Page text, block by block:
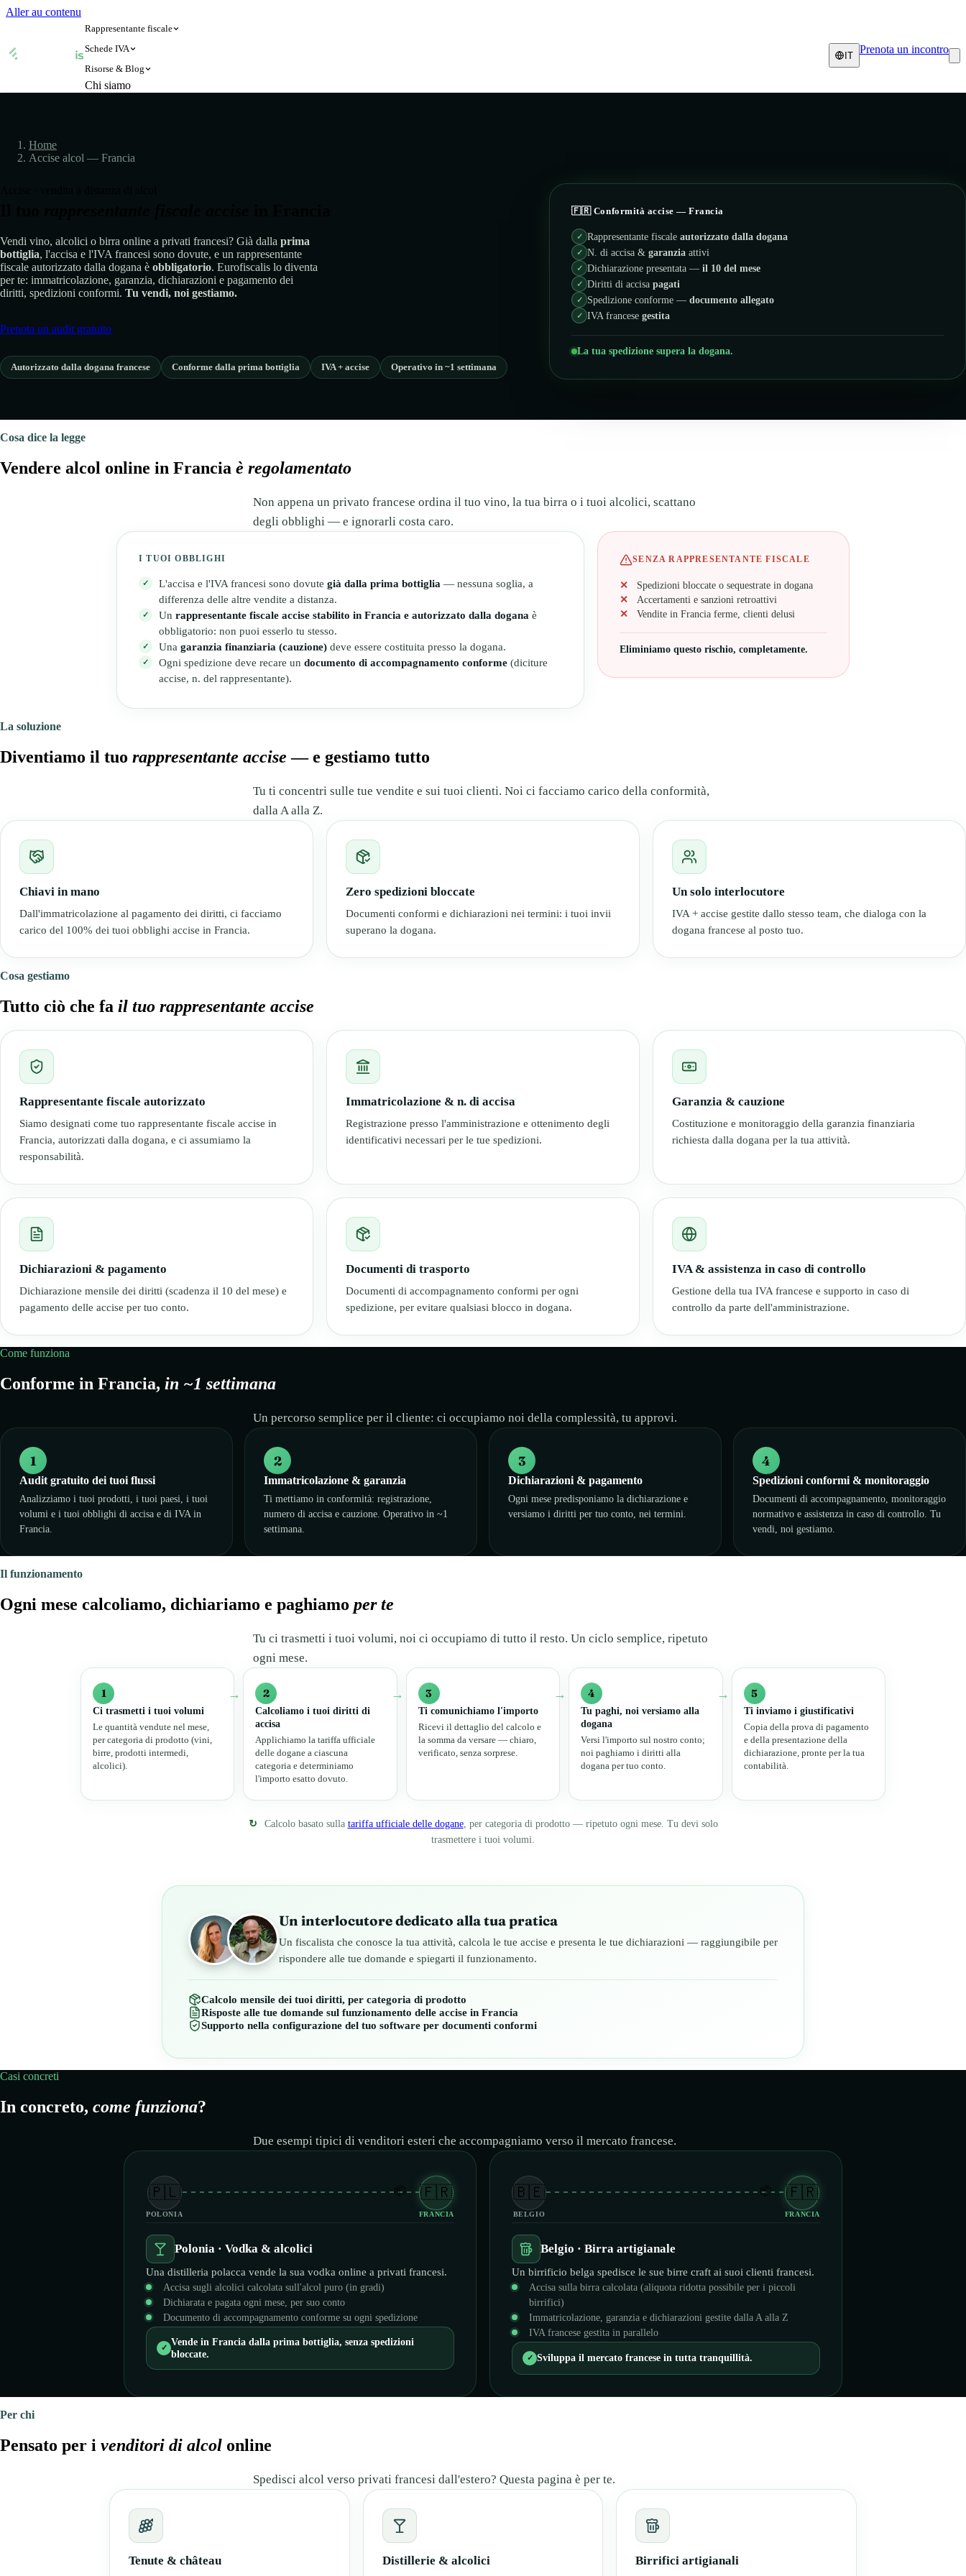
Aller au contenu
Rappresentante fiscale
🇦🇹Austria
🇮🇹Italia
🇸🇪Svezia 🇨🇭Svizzera
Rappresentante fiscale Amazon con Eurofiscalis
Schede IVA
🇩🇪Germania
🇨🇿Repubblica Ceca 🇪🇸Spagna
🇸🇪Svezia 🇨🇭Svizzera
Risorse & Blog
Chi siamo
IT Prenota un incontro
Home
Accise alcol — Francia
Vendi vino, alcolici o birra online a privati francesi? Già dalla prima
bottiglia, l'accisa e l'IVA francesi sono dovute, e un rappresentante
fiscale autorizzato dalla dogana è obbligatorio. Eurofiscalis lo diventa
per te: immatricolazione, garanzia, dichiarazioni e pagamento dei
diritti, spedizioni conformi. Tu vendi, noi gestiamo.
Prenota un audit gratuito
Autorizzato dalla dogana francese Conforme dalla prima bottiglia IVA + accise Operativo in ~1 settimana
🇫🇷 Conformità accise — Francia
✓ Rappresentante fiscaleautorizzato dalla dogana
✓ N. di accisa &garanzia attivi
✓ Dichiarazione presentata —il 10 del mese
✓ Diritti di accisapagati
✓ Spedizione conforme —documento allegato
✓ IVA francesegestita
La tua spedizione supera la dogana.
Cosa dice la legge
Vendere alcol online in Francia è regolamentato
Non appena un privato francese ordina il tuo vino, la tua birra o i tuoi alcolici, scattano
degli obblighi — e ignorarli costa caro.
I TUOI OBBLIGHI
L'accisa e l'IVA francesi sono dovute già dalla prima bottiglia — nessuna soglia, a
differenza delle altre vendite a distanza.
Un rappresentante fiscale accise stabilito in Francia e autorizzato dalla dogana è
obbligatorio: non puoi esserlo tu stesso.
Una garanzia finanziaria (cauzione) deve essere costituita presso la dogana.
Ogni spedizione deve recare un documento di accompagnamento conforme (diciture
accise, n. del rappresentante).
SENZA RAPPRESENTANTE FISCALE
Spedizioni bloccate o sequestrate in dogana
Accertamenti e sanzioni retroattivi
Vendite in Francia ferme, clienti delusi
Eliminiamo questo rischio, completamente.
La soluzione
Diventiamo il tuo rappresentante accise — e gestiamo tutto
Tu ti concentri sulle tue vendite e sui tuoi clienti. Noi ci facciamo carico della conformità,
dalla A alla Z.
Chiavi in mano
Dall'immatricolazione al pagamento dei diritti, ci facciamo
carico del 100% dei tuoi obblighi accise in Francia.
Zero spedizioni bloccate
Documenti conformi e dichiarazioni nei termini: i tuoi invii
superano la dogana.
Un solo interlocutore
IVA + accise gestite dallo stesso team, che dialoga con la
dogana francese al posto tuo.
Cosa gestiamo
Tutto ciò che fa il tuo rappresentante accise
Rappresentante fiscale autorizzato
Siamo designati come tuo rappresentante fiscale accise in
Francia, autorizzati dalla dogana, e ci assumiamo la
responsabilità.
Immatricolazione & n. di accisa
Registrazione presso l'amministrazione e ottenimento degli
identificativi necessari per le tue spedizioni.
Garanzia & cauzione
Costituzione e monitoraggio della garanzia finanziaria
richiesta dalla dogana per la tua attività.
Dichiarazioni & pagamento
Dichiarazione mensile dei diritti (scadenza il 10 del mese) e
pagamento delle accise per tuo conto.
Documenti di trasporto
Documenti di accompagnamento conformi per ogni
spedizione, per evitare qualsiasi blocco in dogana.
IVA & assistenza in caso di controllo
Gestione della tua IVA francese e supporto in caso di
controllo da parte dell'amministrazione.
Come funziona
Conforme in Francia, in ~1 settimana
Un percorso semplice per il cliente: ci occupiamo noi della complessità, tu approvi.
1
Audit gratuito dei tuoi flussi
Analizziamo i tuoi prodotti, i tuoi paesi, i tuoi
volumi e i tuoi obblighi di accisa e di IVA in
Francia.
2
Immatricolazione & garanzia
Ti mettiamo in conformità: registrazione,
numero di accisa e cauzione. Operativo in ~1
settimana.
3
Dichiarazioni & pagamento
Ogni mese predisponiamo la dichiarazione e
versiamo i diritti per tuo conto, nei termini.
4
Spedizioni conformi & monitoraggio
Documenti di accompagnamento, monitoraggio
normativo e assistenza in caso di controllo. Tu
vendi, noi gestiamo.
Il funzionamento
Ogni mese calcoliamo, dichiariamo e paghiamo per te
Tu ci trasmetti i tuoi volumi, noi ci occupiamo di tutto il resto. Un ciclo semplice, ripetuto
ogni mese.
1
Ci trasmetti i tuoi volumi
Le quantità vendute nel mese,
per categoria di prodotto (vini,
birre, prodotti intermedi,
alcolici).
→ 2
Calcoliamo i tuoi diritti di
accisa
Applichiamo la tariffa ufficiale
delle dogane a ciascuna
categoria e determiniamo
l'importo esatto dovuto.
→ 3
Ti comunichiamo l'importo
Ricevi il dettaglio del calcolo e
la somma da versare — chiaro,
verificato, senza sorprese.
→ 4
Tu paghi, noi versiamo alla
dogana
Versi l'importo sul nostro conto;
noi paghiamo i diritti alla
dogana per tuo conto.
→ 5
Ti inviamo i giustificativi
Copia della prova di pagamento
e della presentazione della
dichiarazione, pronte per la tua
contabilità.
↻ Calcolo basato sulla tariffa ufficiale delle dogane, per categoria di prodotto — ripetuto ogni mese. Tu devi solo
trasmettere i tuoi volumi.
Un interlocutore dedicato alla tua pratica
Un fiscalista che conosce la tua attività, calcola le tue accise e presenta le tue dichiarazioni — raggiungibile per
rispondere alle tue domande e spiegarti il funzionamento.
Calcolo mensile dei tuoi diritti, per categoria di prodotto
Risposte alle tue domande sul funzionamento delle accise in Francia
Supporto nella configurazione del tuo software per documenti conformi
Casi concreti
In concreto, come funziona?
Due esempi tipici di venditori esteri che accompagniamo verso il mercato francese.
🇵🇱
POLONIA
📦 🇫🇷
FRANCIA
Polonia · Vodka & alcolici
Una distilleria polacca vende la sua vodka online a privati francesi.
Accisa sugli alcolici calcolata sull'alcol puro (in gradi)
Dichiarata e pagata ogni mese, per suo conto
Documento di accompagnamento conforme su ogni spedizione
✓
Vende in Francia dalla prima bottiglia, senza spedizioni
bloccate.
🇧🇪
BELGIO
📦 🇫🇷
FRANCIA
Belgio · Birra artigianale
Un birrificio belga spedisce le sue birre craft ai suoi clienti francesi.
Accisa sulla birra calcolata (aliquota ridotta possibile per i piccoli
birrifici)
Immatricolazione, garanzia e dichiarazioni gestite dalla A alla Z
IVA francese gestita in parallelo
✓ Sviluppa il mercato francese in tutta tranquillità.
Per chi
Pensato per i venditori di alcol online
Spedisci alcol verso privati francesi dall'estero? Questa pagina è per te.
Tenute & château Distillerie & alcolici Birrifici artigianali